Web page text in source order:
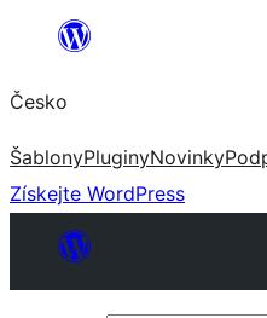
Přeskočit
obsah
Česko
ŠablonyPluginyNovinky
Získejte WordPress